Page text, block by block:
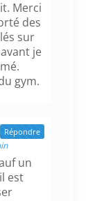
Merci
des
sur
je
gym.
un
est
Répondre